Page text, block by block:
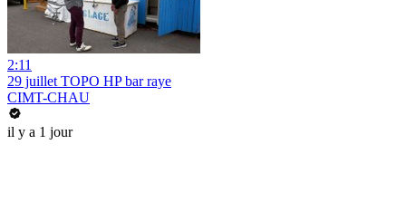
2:11
29 juillet TOPO HP bar raye
CIMT-CHAU
il y a 1 jour